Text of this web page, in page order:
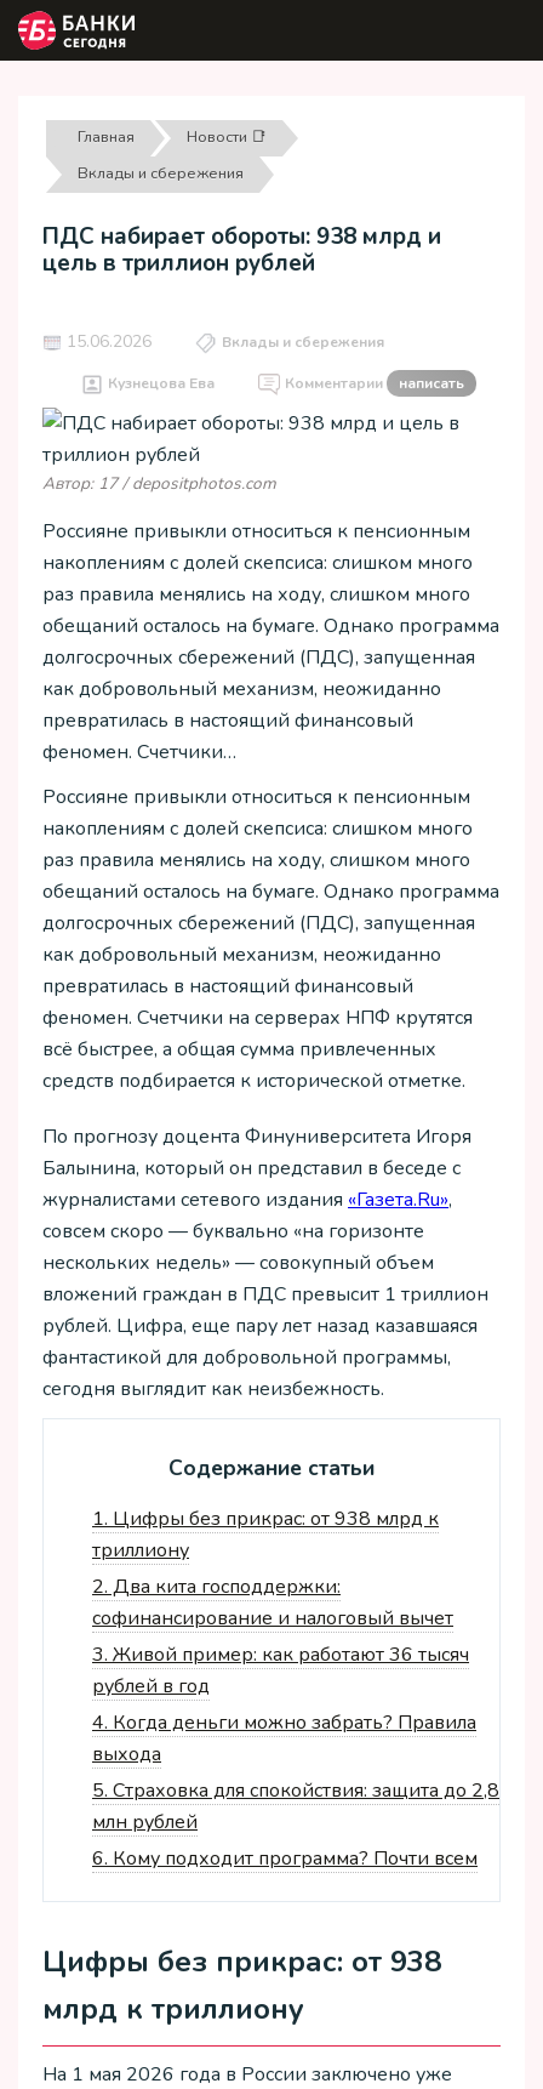
Главная
Новости 📑
Вклады и сбережения
ПДС набирает обороты: 938 млрд и
цель в триллион рублей
15.06.2026 Вклады и сбережения
Кузнецова Ева Комментарии написать
Автор: 17 / depositphotos.com
Россияне привыкли относиться к пенсионным
накоплениям с долей скепсиса: слишком много
раз правила менялись на ходу, слишком много
обещаний осталось на бумаге. Однако программа
долгосрочных сбережений (ПДС), запущенная
как добровольный механизм, неожиданно
превратилась в настоящий финансовый
феномен. Счетчики…
Россияне привыкли относиться к пенсионным
накоплениям с долей скепсиса: слишком много
раз правила менялись на ходу, слишком много
обещаний осталось на бумаге. Однако программа
долгосрочных сбережений (ПДС), запущенная
как добровольный механизм, неожиданно
превратилась в настоящий финансовый
феномен. Счетчики на серверах НПФ крутятся
всё быстрее, а общая сумма привлеченных
средств подбирается к исторической отметке.
По прогнозу доцента Финуниверситета Игоря
Балынина, который он представил в беседе с
журналистами сетевого издания «Газета.Ru»,
совсем скоро — буквально «на горизонте
нескольких недель» — совокупный объем
вложений граждан в ПДС превысит 1 триллион
рублей. Цифра, еще пару лет назад казавшаяся
фантастикой для добровольной программы,
сегодня выглядит как неизбежность.
Содержание статьи
1. Цифры без прикрас: от 938 млрд к
триллиону
2. Два кита господдержки:
софинансирование и налоговый вычет
3. Живой пример: как работают 36 тысяч
рублей в год
4. Когда деньги можно забрать? Правила
выхода
5. Страховка для спокойствия: защита до 2,8
млн рублей
6. Кому подходит программа? Почти всем
Цифры без прикрас: от 938
млрд к триллиону
На 1 мая 2026 года в России заключено уже